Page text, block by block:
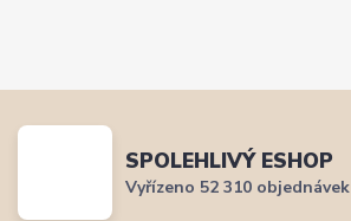
SPOLEHLIVÝ ESHOP
Vyřízeno 52 310 objednávek